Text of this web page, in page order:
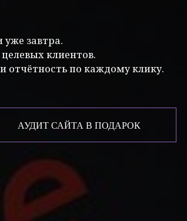
уже завтра.
клиентов.
по каждому клику.
АУДИТ САЙТА В ПОДАРОК